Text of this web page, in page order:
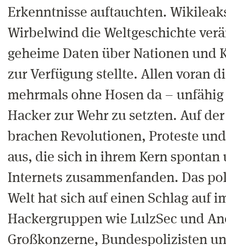
Erkenntnisse auftauchten.
Wirbelwind die Weltgeschichte
geheime Daten über Nationen und
zur Verfügung stellte. Allen voran
mehrmals ohne Hosen da –
Hacker zur Wehr zu setzten. Auf
brachen Revolutionen, Proteste
aus, die sich in ihrem Kern
Internets zusammenfanden. Das
Welt hat sich auf einen Schlag auf
Hackergruppen wie LulzSec und
Großkonzerne, Bundespolizisten